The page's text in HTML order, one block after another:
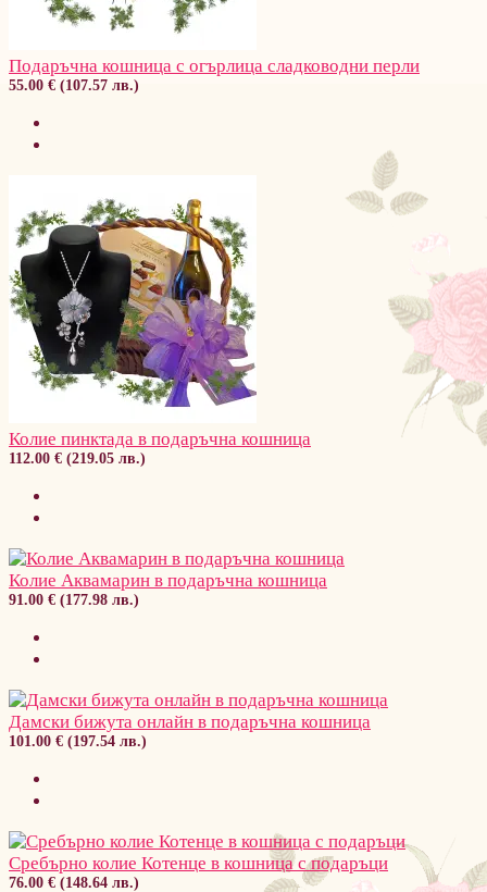
Подаръчна кошница с огърлица сладководни перли
55.00 € (107.57 лв.)
Колие пинктада в подаръчна кошница
112.00 € (219.05 лв.)
Колие Аквамарин в подаръчна кошница
91.00 € (177.98 лв.)
Дамски бижута онлайн в подаръчна кошница
101.00 € (197.54 лв.)
Сребърно колие Котенце в кошница с подаръци
76.00 € (148.64 лв.)